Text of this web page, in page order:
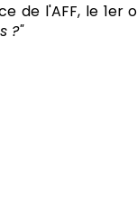
de l'AFF, le 1er
?"